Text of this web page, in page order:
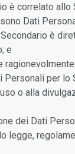
è correlato allo
Dati
è
e
Personali per lo
o alla
dei Dati
legge,